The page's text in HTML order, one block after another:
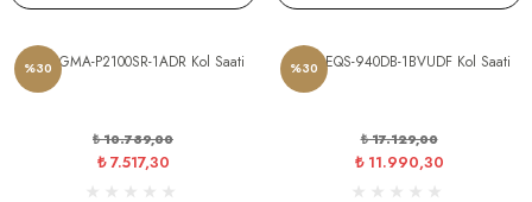
%30
Casıo GMA-P2100SR-1ADR Kol Saati
₺ 10.739,00
₺ 7.517,30
%30
Casio EQS-940DB-1BVUDF Kol Saati
₺ 17.129,00
₺ 11.990,30